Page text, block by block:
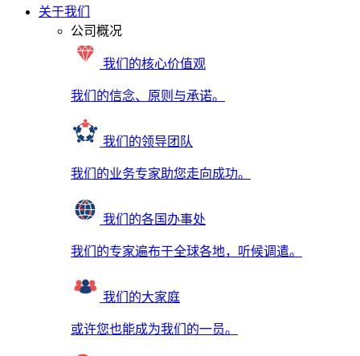
关于我们
公司概况
我们的核心价值观
我们的信念、原则与承诺。
我们的领导团队
我们的业务专家助您走向成功。
我们的各国办事处
我们的专家遍布于全球各地，听候调遣。
我们的大家庭
或许您也能成为我们的一员。